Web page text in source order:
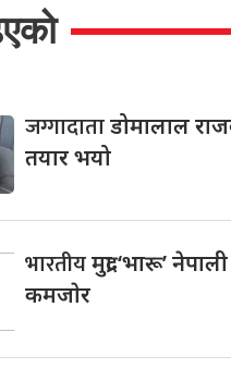
जग्गादाताडोमालाल
तयार भयो
भारतीयमुद्रा ‘भारू’
कमजाेर